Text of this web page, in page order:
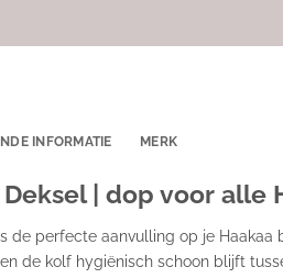
INFORMATIE MERK
| dop voor alle
de perfecte aanvulling op je
de kolf hygiënisch schoon blijft